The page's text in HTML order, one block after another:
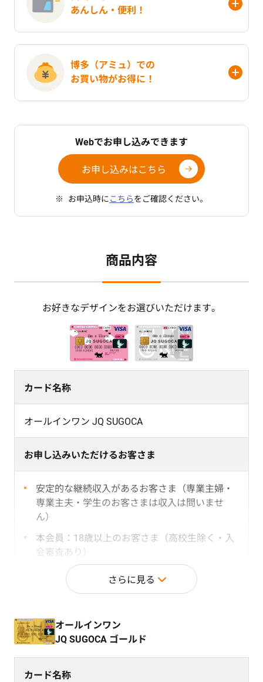
あんしん・便利！
博多（アミュ）での
お買い物がお得に！
Webでお申し込みできます
お申し込みはこちら
お申込時にこちらをご確認ください。
商品内容
お好きなデザインをお選びいただけます。
カード名称
オールインワン JQ SUGOCA
お申し込みいただけるお客さま
安定的な継続収入があるお客さま（専業主婦・
専業主夫・学生のお客さまは収入は問いませ
ん）
本会員：18歳以上のお客さま（高校生除く・入
会審査あり）
家族会員：18歳以上（高校生除く）
本会員と生計を同一にする配偶者・親・子供
きません。
カード機能
さらに見る
オールインワン
JQ SUGOCA ゴールド
カード名称